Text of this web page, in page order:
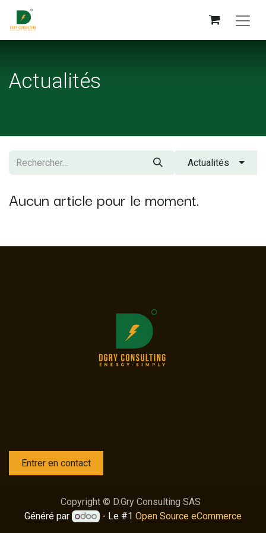
Actualités
Actualités
Aucun article pour le moment.
Entrer en contact
Copyright © D.Gry Consulting SAS
Généré par
- Le #1 Open Source eCommerce